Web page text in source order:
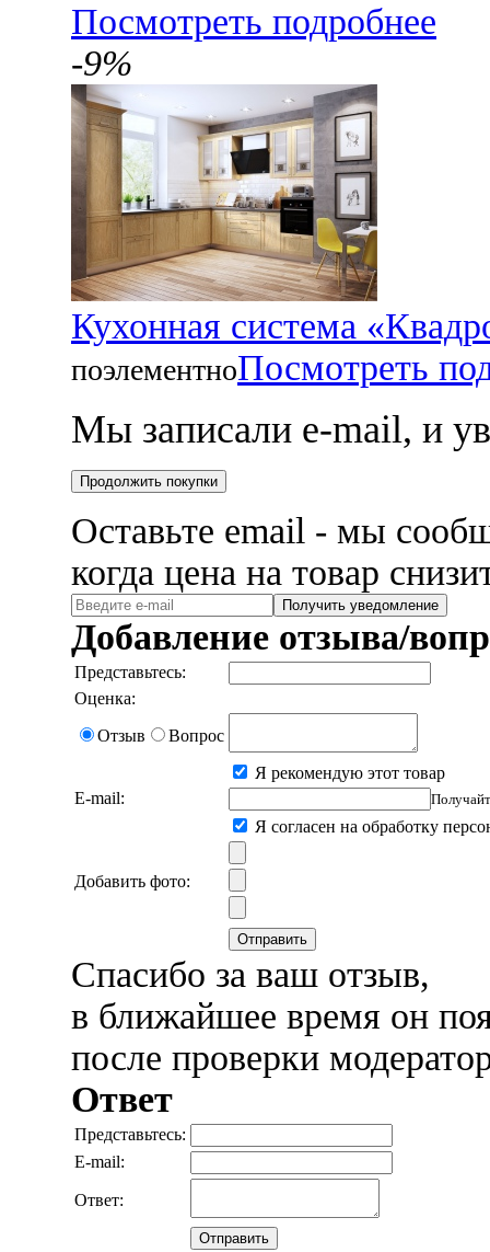
Посмотреть подробнее
-9%
Кухонная система
поэлементноПосмотреть
Мы записали e-mail, и
Продолжить покупки
Оставьте email - мы
когда цена на товар
Получить уведомление
Добавление отзыва/
Представьтесь:
Оценка:
Отзыв
Вопрос
Я рекомендую этот товар
E-mail:
Я согласен на обработку
Добавить фото:
Отправить
Спасибо за ваш отзыв,
в ближайшее время он
после проверки
Ответ
Представьтесь:
E-mail:
Ответ:
Отправить